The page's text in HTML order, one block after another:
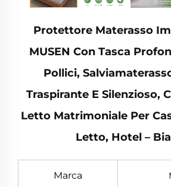
Protettore Materasso
MUSEN Con Tasca
Pollici,
Traspirante E Silenzioso,
Letto Matrimoniale Per
Letto, Hotel –
Marca